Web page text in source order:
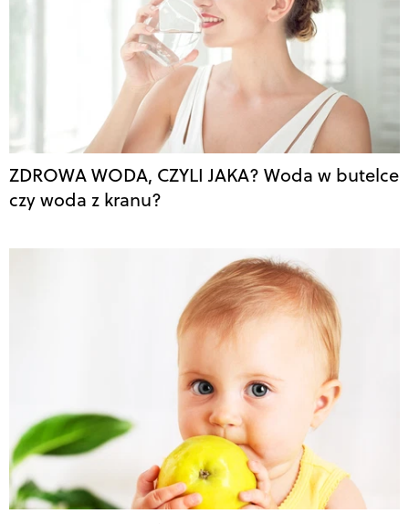
ZDROWA WODA, CZYLI JAKA? Woda w butelce
czy woda z kranu?